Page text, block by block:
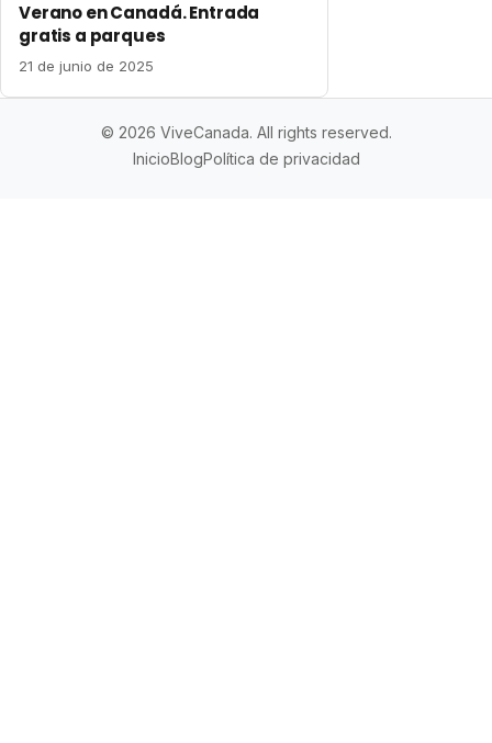
Verano en Canadá. Entrada
gratis a parques
21 de junio de 2025
© 2026 ViveCanada. All rights reserved.
InicioBlogPolítica de privacidad